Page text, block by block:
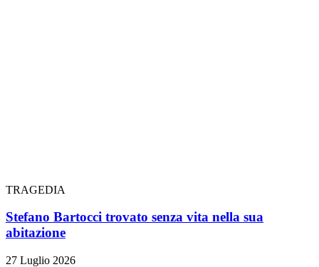
TRAGEDIA
Stefano Bartocci trovato senza vita nella sua
abitazione
27 Luglio 2026